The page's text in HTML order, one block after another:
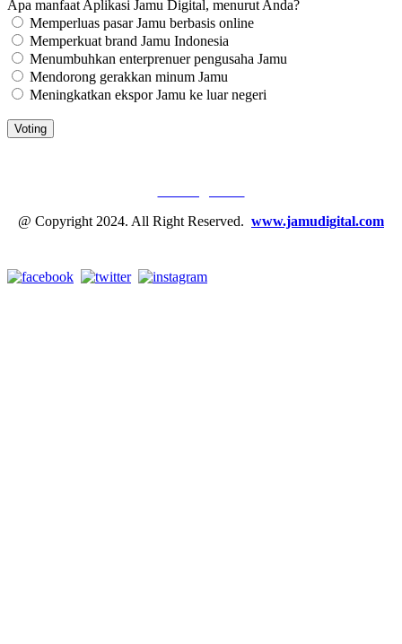
Apa manfaat Aplikasi Jamu Digital, menurut Anda?
Memperluas pasar Jamu berbasis online
Memperkuat brand Jamu Indonesia
Menumbuhkan enterprenuer pengusaha Jamu
Mendorong gerakkan minum Jamu
Meningkatkan ekspor Jamu ke luar negeri
@ Copyright 2024. All Right Reserved. www.jamudigital.com